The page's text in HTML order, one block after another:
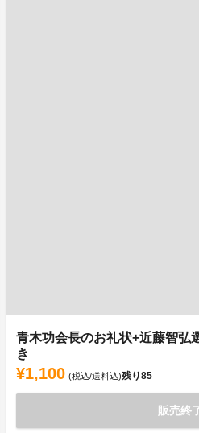
青木功会長のお礼状+近藤智弘
き
¥1,100 (税込/送料込)残り85
販売終